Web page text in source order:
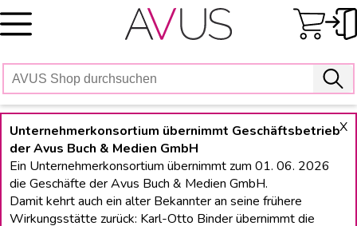
Skip
to
X
Unternehmerkonsortium übernimmt Geschäftsbetrieb
der Avus Buch & Medien GmbH
Ein Unternehmerkonsortium übernimmt zum 01. 06. 2026
die Geschäfte der Avus Buch & Medien GmbH.
Damit kehrt auch ein alter Bekannter an seine frühere
Wirkungsstätte zurück: Karl-Otto Binder übernimmt die